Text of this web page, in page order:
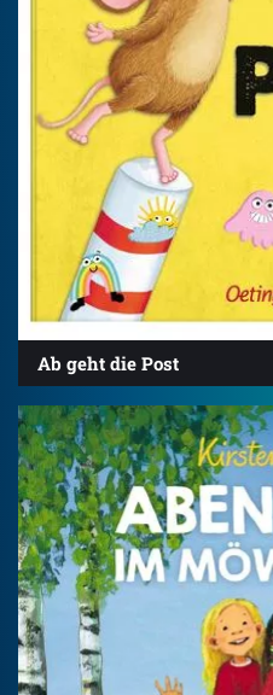
Ab geht die Post